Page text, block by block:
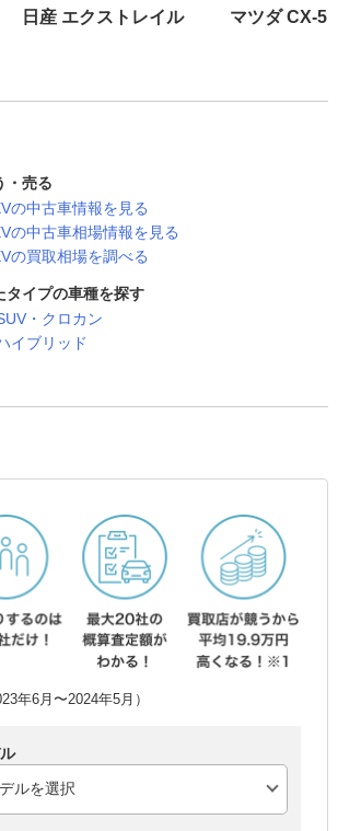
日産 エクストレイル マツダ CX-5
・売る
の中古車情報を見る
の中古車相場情報を見る
の買取相場を調べる
タイプの車種を探す
・クロカン
イブリッド
年6月〜2024年5月）